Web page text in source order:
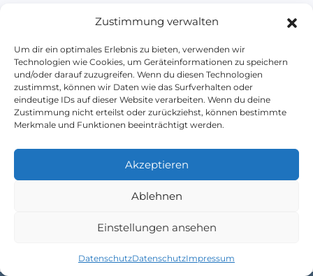
Zustimmung verwalten
Um dir ein optimales Erlebnis zu bieten, verwenden wir
Technologien wie Cookies, um Geräteinformationen zu speichern
und/oder darauf zuzugreifen. Wenn du diesen Technologien
zustimmst, können wir Daten wie das Surfverhalten oder
eindeutige IDs auf dieser Website verarbeiten. Wenn du deine
Zustimmung nicht erteilst oder zurückziehst, können bestimmte
Merkmale und Funktionen beeinträchtigt werden.
Akzeptieren
Ablehnen
Einstellungen ansehen
DatenschutzDatenschutzImpressum
Heavo
Blog
+49 (0) 176 - 43808616
kontakt@heavo.de